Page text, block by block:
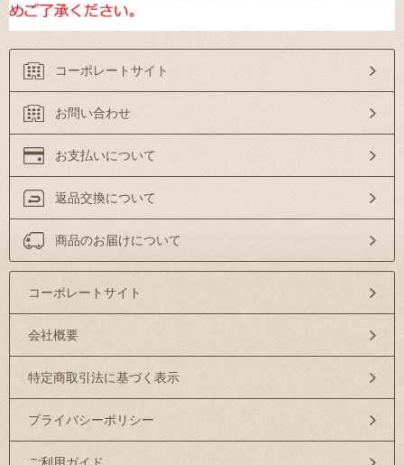
コーポレートサイト
お問い合わせ
お支払いについて
返品交換について
商品のお届けについて
コーポレートサイト
会社概要
特定商取引法に基づく表示
プライバシーポリシー